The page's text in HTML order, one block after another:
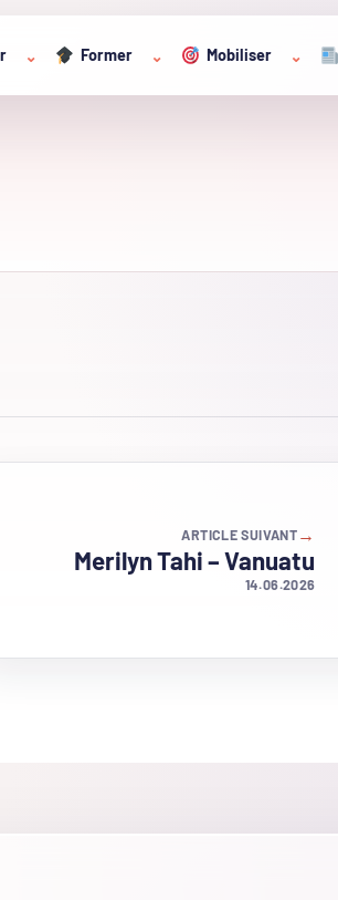
⌄ Former ⌄ Mobiliser ⌄
→
ARTICLE SUIVANT
Merilyn Tahi – Vanuatu
14.06.2026